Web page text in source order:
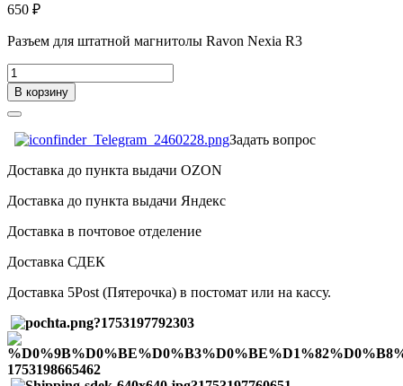
650 ₽
Разъем для штатной магнитолы Ravon Nexia R3
В корзину
Задать вопрос
Доставка до пункта выдачи OZON
Доставка до пункта выдачи Яндекс
Доставка в почтовое отделение
Доставка СДЕК
Доставка 5Post (Пятерочка) в постомат или на кассу.